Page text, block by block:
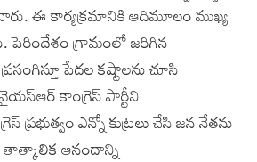
ఈ కార్యక్రమానికి ఆదిమూలం ముఖ్య
పెరిందేశం గ్రామంలో జరిగిన
పేదల కష్టాలను చూసి
కాంగ్రెస్ పార్టీని
ప్రభుత్వం ఎన్నో కుట్రలు చేసి జన నేతను
తాత్కాలిక ఆనందాన్ని